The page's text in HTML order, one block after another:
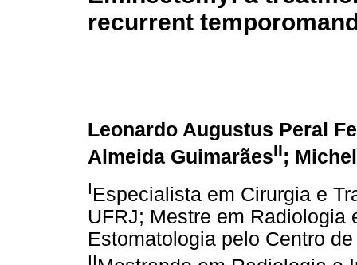
recurrent
Leonardo Augustus Peral
Almeida GuimarãesII;
IEspecialista em Cirurgia e
UFRJ; Mestre em
Estomatologia pelo Centro
II